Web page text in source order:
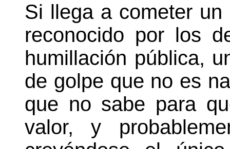
Si llega a cometer
reconocido por los
humillación pública,
de golpe que no es
que no sabe para
valor, y